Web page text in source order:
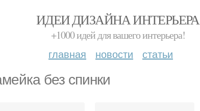
ИДЕИ ДИЗАЙНА ИНТЕРЬЕРА
+1000 идей для вашего интерьера!
главная новости статьи
без спинки